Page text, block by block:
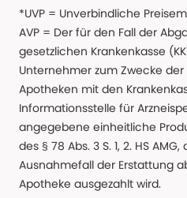
*UVP = Unverbindliche
AVP = Der für den Fall der
gesetzlichen Krankenkasse
Unternehmer zum Zwecke
Apotheken mit den
Informationsstelle für
angegebene einheitliche
des § 78 Abs. 3 S. 1, 2. HS
Ausnahmefall der Erstattung
Apotheke ausgezahlt wird.